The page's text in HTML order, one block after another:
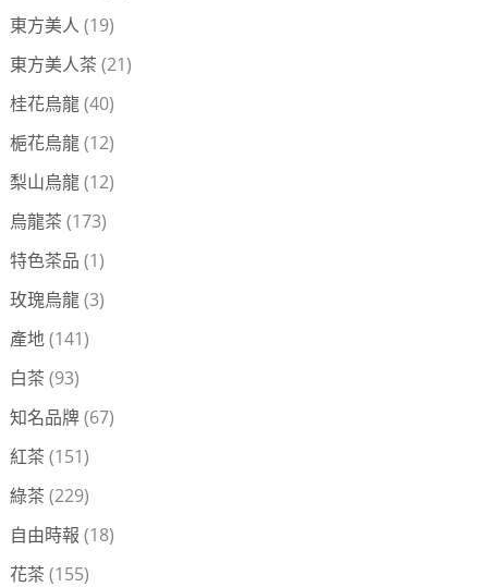
東方美人 (19)
東方美人茶 (21)
桂花烏龍(40)
梔花烏龍(12)
梨山烏龍(12)
烏龍茶 (173)
特色茶品 (1)
玫瑰烏龍(3)
產地(141)
白茶 (93)
知名品牌(67)
紅茶 (151)
綠茶 (229)
自由時報 (18)
花茶 (155)